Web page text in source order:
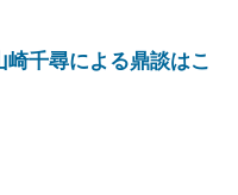
千尋による鼎談はこ